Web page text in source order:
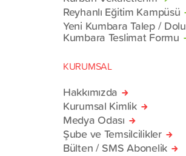
Reyhanlı Eğitim Kampüsü
Yeni Kumbara Talep / Dolu
Kumbara Teslimat Formu
KURUMSAL
Hakkımızda
Kurumsal Kimlik
Medya Odası
Şube ve Temsilcilikler
Bülten / SMS Abonelik